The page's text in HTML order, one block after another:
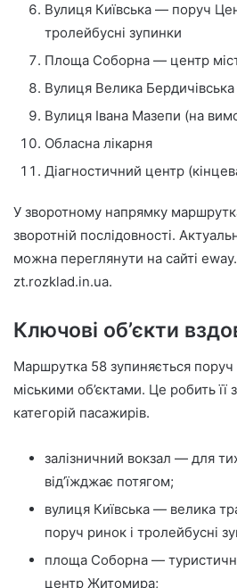
Вулиця Київська — поруч
тролейбусні зупинки
Площа Соборна — центр
Вулиця Велика Бердичівська
Вулиця Івана Мазепи (на
Обласна лікарня
Діагностичний центр
У зворотному напрямку
зворотній послідовності.
можна переглянути на сайті
zt.rozklad.in.ua.
Ключові об’єкти
Маршрутка 58 зупиняється поруч
міськими об’єктами. Це робить її
категорій пасажирів.
залізничний вокзал — для
від’їжджає потягом;
вулиця Київська — велика
поруч ринок і тролейбусні
площа Соборна —
центр Житомира;